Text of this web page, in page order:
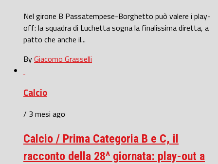
Nel girone B Passatempese-Borghetto può valere i play-
off: la squadra di Luchetta sogna la finalissima diretta, a
patto che anche il...
ByGiacomo Grasselli
Calcio
/ 3 mesi ago
Calcio / Prima Categoria B e C, il
racconto della 28^ giornata: play-out a